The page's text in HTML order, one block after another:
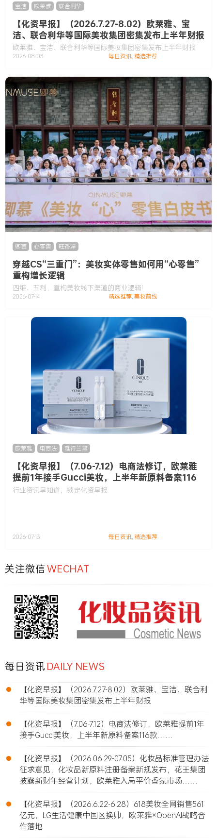
宝洁 欧莱雅 联合利华
【化资早报】（2026.7.27-8.02）欧莱雅、宝
洁、联合利华等国际美妆集团密集发布上半年财报
欧莱雅、宝洁、联合利华等国际美妆集团密集发布上半年财报
2026-08-03 每日资讯,精选推荐
卿慕 心零售 旺香婷
穿越CS“三重门”：美妆实体零售如何用“心零售”
重构增长逻辑
四维、五利，重构美妆线下渠道的商业逻辑!
2026-07-14 精选推荐,美妆前线
欧莱雅 电商法 雅诗兰黛
【化资早报】（7.06-7.12）电商法修订，欧莱雅
提前1年接手Gucci美妆，上半年新原料备案116
款……
行业资讯早知道，锁定化资早报
2026-07-13 每日资讯,精选推荐
关注微信WECHAT
每日资讯DAILY NEWS
•
【化资早报】（2026.7.27-8.02）欧莱雅、宝洁、联合利
华等国际美妆集团密集发布上半年财报
•
【化资早报】（7.06-7.12）电商法修订，欧莱雅提前1年
接手Gucci美妆，上半年新原料备案116款……
•
【化资早报】（2026.06.29-07.05）化妆品标准管理办法
征求意见，化妆品新原料注册备案新规发布，花王集团
披露新财年经营计划，欧莱雅入局平价香氛市场……
•
【化资早报】（2026.6.22-6.28）618美妆全网销售561
亿元，LG生活健康中国区换帅，欧莱雅×OpenAI战略合
作落地